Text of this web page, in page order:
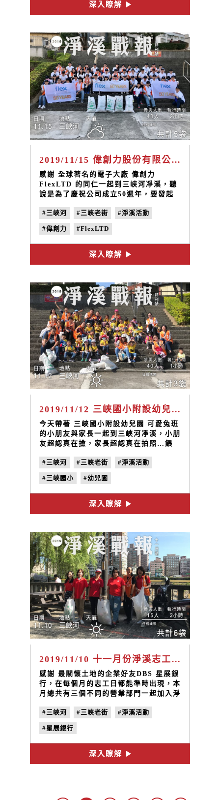
深入瞭解
2019/11/15 偉創力股份有限公司 淨溪活動
感謝 全球著名的電子大廠 偉創力
FlexLTD 的同仁一起到三峽河凈溪，聽
說是為了慶祝公司成立50週年，要發起
凈溪喔！ 企業在創造經濟發展的同時，
也能守護環境生態，真的很值得鼓勵！！
#三峽河 #三峽老街 #淨溪活動
#偉創力 #FlexLTD
深入瞭解
2019/11/12 三峽國小附設幼兒園 可愛兔班 淨溪
今天帶著 三峽國小附設幼兒園 可愛兔班
的小朋友與家長一起到三峽河凈溪，小朋
友超認真在撿，家長超認真在拍照…餵
袋，真的要給可愛兔班的小朋友鼓勵！！
#三峽河 #三峽老街 #淨溪活動
#三峽國小 #幼兒園
深入瞭解
2019/11/10 十一月份淨溪志工日
感謝 最關懷土地的企業好友DBS 星展銀
行，在每個月的志工日都能準時出現，本
月總共有三個不同的營業部門一起加入淨
鼓勵鼓勵～～
#三峽河 #三峽老街 #淨溪活動
#星展銀行
深入瞭解